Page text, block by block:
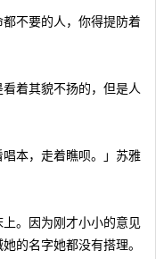
不要的人，你得提防着
着其貌不扬的，但是人
本，走着瞧呗。」苏雅
。因为刚才小小的意见
的名字她都没有搭理。